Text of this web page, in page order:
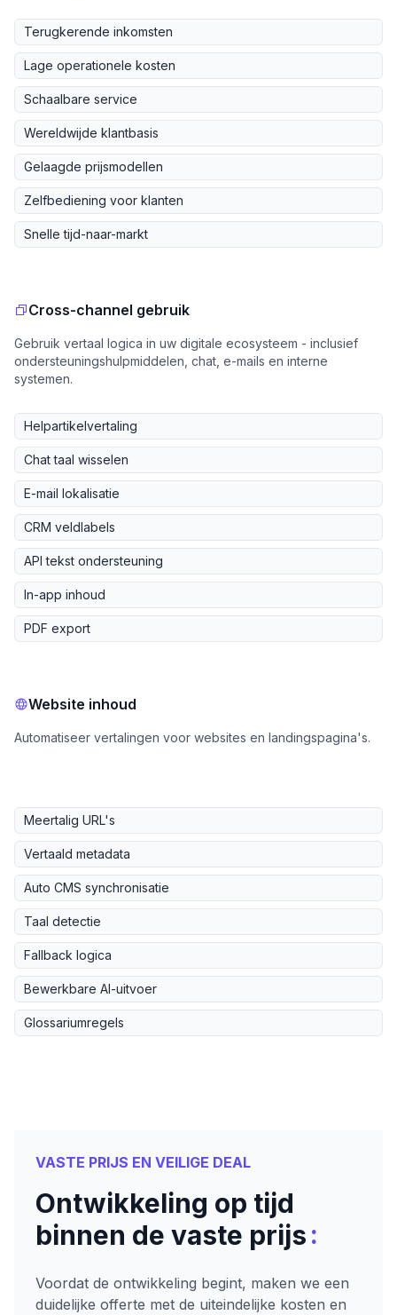
Terugkerende inkomsten
Lage operationele kosten
Schaalbare service
Wereldwijde klantbasis
Gelaagde prijsmodellen
Zelfbediening voor klanten
Snelle tijd-naar-markt
Cross-channel gebruik
Gebruik vertaal logica in uw digitale ecosysteem - inclusief
ondersteuningshulpmiddelen, chat, e-mails en interne
systemen.
Helpartikelvertaling
Chat taal wisselen
E-mail lokalisatie
CRM veldlabels
API tekst ondersteuning
In-app inhoud
PDF export
Website inhoud
Automatiseer vertalingen voor websites en landingspagina's.
Meertalig URL's
Vertaald metadata
Auto CMS synchronisatie
Taal detectie
Fallback logica
Bewerkbare AI-uitvoer
Glossariumregels
VASTE PRIJS EN VEILIGE DEAL
Ontwikkeling op tijd
binnen de vaste prijs:
Voordat de ontwikkeling begint, maken we een
duidelijke offerte met de uiteindelijke kosten en